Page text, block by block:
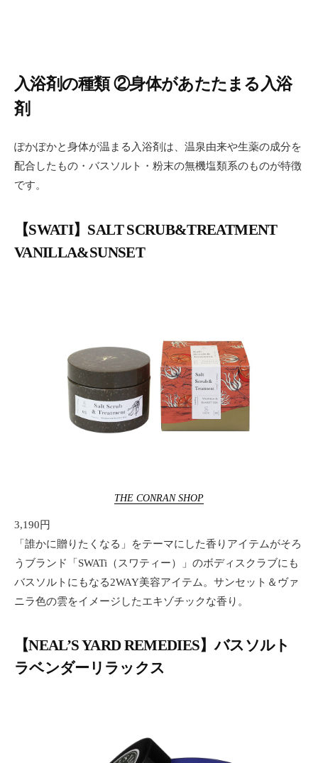
入浴剤の種類 ②身体があたたまる入浴
剤
ぽかぽかと身体が温まる入浴剤は、温泉由来や生薬の成分を
配合したもの・バスソルト・粉末の無機塩類系のものが特徴
です。
【SWATI】SALT SCRUB&TREATMENT
VANILLA&SUNSET
THE CONRAN SHOP
3,190円
「誰かに贈りたくなる」をテーマにした香りアイテムがそろ
うブランド「SWATi（スワティー）」のボディスクラブにも
バスソルトにもなる2WAY美容アイテム。サンセット＆ヴァ
ニラ色の雲をイメージしたエキゾチックな香り。
【NEAL’S YARD REMEDIES】バスソルト
ラベンダーリラックス